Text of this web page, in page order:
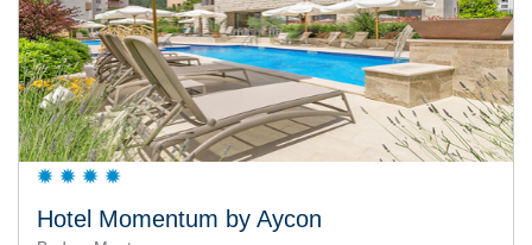
Hotel Momentum by Aycon